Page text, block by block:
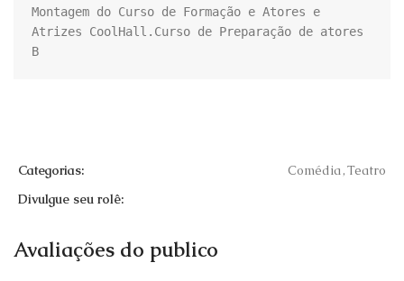
Montagem do Curso de Formação e Atores e
Atrizes CoolHall.Curso de Preparação de atores
B
Categorias: Comédia ,Teatro
Divulgue seu rolê:
Avaliações do publico